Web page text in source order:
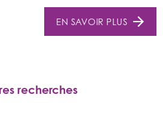
EN SAVOIR PLUS
recherches